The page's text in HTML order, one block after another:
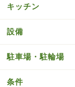
キッチン
設備
駐車場・駐輪場
条件